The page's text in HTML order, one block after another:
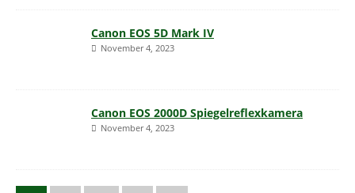
Canon EOS 5D Mark IV
November 4, 2023
Canon EOS 2000D Spiegelreflexkamera
November 4, 2023